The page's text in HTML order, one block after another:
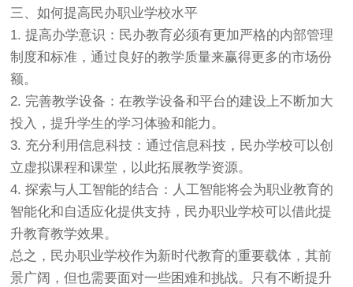
三、如何提高民办职业学校水平
1. 提高办学意识：民办教育必须有更加严格的内部管理
制度和标准，通过良好的教学质量来赢得更多的市场份
额。
2. 完善教学设备：在教学设备和平台的建设上不断加大
投入，提升学生的学习体验和能力。
3. 充分利用信息科技：通过信息科技，民办学校可以创
立虚拟课程和课堂，以此拓展教学资源。
4. 探索与人工智能的结合：人工智能将会为职业教育的
智能化和自适应化提供支持，民办职业学校可以借此提
升教育教学效果。
总之，民办职业学校作为新时代教育的重要载体，其前
景广阔，但也需要面对一些困难和挑战。只有不断提升